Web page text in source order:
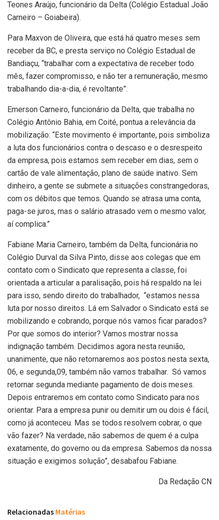
Teones Araújo, funcionário da Delta (Colégio Estadual João
Carneiro – Goiabeira).
Para Maxvon de Oliveira, que está há quatro meses sem
receber da BC, e presta serviço no Colégio Estadual de
Bandiaçu, “trabalhar com a expectativa de receber todo
mês, fazer compromisso, e não ter a remuneração, mesmo
trabalhando dia-a-dia, é revoltante”.
Emerson Carneiro, funcionário da Delta, que trabalha no
Colégio Antônio Bahia, em Coité, pontua a relevância da
mobilização: “Este movimento é importante, pois simboliza
a luta dos funcionários contra o descaso e o desrespeito
da empresa, pois estamos sem receber em dias, sem o
cartão de vale alimentação, plano de saúde inativo. Sem
dinheiro, a gente se submete a situações constrangedoras,
com os débitos que temos. Quando se atrasa uma conta,
paga-se juros, mas o salário atrasado vem o mesmo valor,
aí complica.”
Fabiane Maria Carneiro, também da Delta, funcionária no
Colégio Durval da Silva Pinto, disse aos colegas que em
contato com o Sindicato que representa a classe, foi
orientada a articular a paralisação, pois há respaldo na lei
para isso, sendo direito do trabalhador, “estamos nessa
luta por nosso direitos. Lá em Salvador o Sindicato está se
mobilizando e cobrando, porque nós vamos ficar parados?
Por que somos do interior? Vamos mostrar nossa
indignação também. Decidimos agora nesta reunião,
unanimente, que não retornaremos aos postos nesta sexta,
06, e segunda,09, também não vamos trabalhar. Só vamos
retornar segunda mediante pagamento de dois meses.
Depois entraremos em contato como Sindicato para nos
orientar. Para a empresa punir ou demitir um ou dois é fácil,
como já aconteceu. Mas se todos resolvem cobrar, o que
vão fazer? Na verdade, não sabemos de quem é a culpa
exatamente, do governo ou da empresa. Sabemos da nossa
situação e exigimos solução”, desabafou Fabiane.
Da Redação CN
Relacionadas Matérias